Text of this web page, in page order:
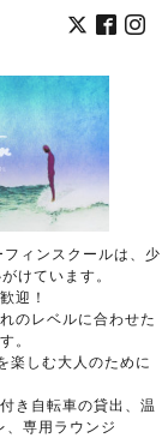
フィンスクールは、少
がけています。
歓迎！
のレベルに合わせた
。
楽しむ大人のために
き自転車の貸出、温
専用ラウンジ